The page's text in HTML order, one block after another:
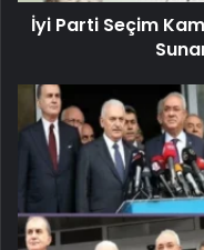
İyi Parti Seçim